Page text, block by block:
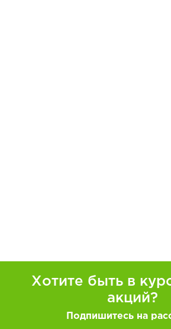
Хотите быть в
акций?
Подпишитесь на